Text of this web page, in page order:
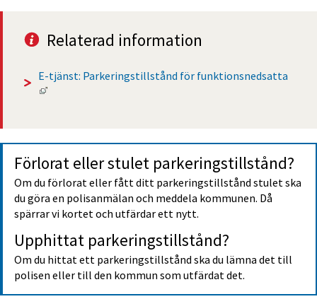
Relaterad information
E-tjänst: Parkeringstillstånd för funktionsnedsatta
Länk till annan webbplats, öppnas i nytt fönster.
Förlorat eller stulet parke­rings­tillstånd?
Om du förlorat eller fått ditt parkerings­tillstånd stulet ska
du göra en polisanmälan och meddela kommunen. Då
spärrar vi kortet och utfärdar ett nytt.
Upp­hittat parke­rings­tillstånd?
Om du hittat ett parkerings­tillstånd ska du lämna det till
polisen eller till den kommun som utfärdat det.